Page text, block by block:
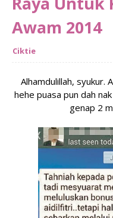
Awam 2014
Ciktie
Alhamdulillah, syukur.
hehe puasa pun dah
genap 2